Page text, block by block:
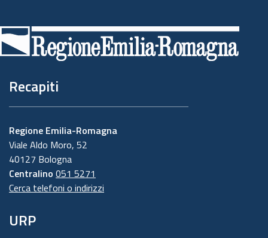
di
pagina
Recapiti
Regione Emilia-Romagna
Viale Aldo Moro, 52
40127 Bologna
Centralino 051 5271
Cerca telefoni o indirizzi
URP